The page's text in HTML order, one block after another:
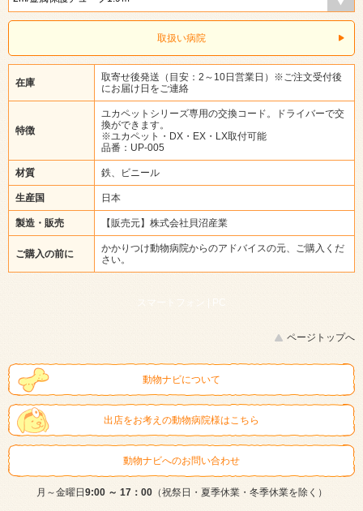
取扱い病院
在庫
取寄せ後発送（目安：2～10日営業日）※ご注文受付後
にお届け日をご連絡
特徴
ユカペットシリーズ専用の交換コード。ドライバーで交
換ができます。
※ユカペット・DX・EX・LX取付可能
品番：UP-005
材質 鉄、ビニール
生産国 日本
製造・販売 【販売元】株式会社貝沼産業
ご購入の前に
かかりつけ動物病院からのアドバイスの元、ご購入くだ
さい。
スマートフォン | PC
ページトップへ
動物ナビについて
出店をお考えの動物病院様はこちら
動物ナビへのお問い合わせ
月～金曜日9:00 ～ 17：00（祝祭日・夏季休業・冬季休業を除く）